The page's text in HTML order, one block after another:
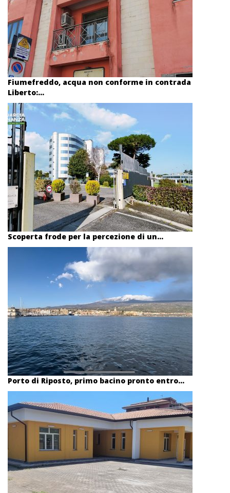
Fiumefreddo, acqua non conforme in contrada
Liberto:...
Scoperta frode per la percezione di un...
Porto di Riposto, primo bacino pronto entro...